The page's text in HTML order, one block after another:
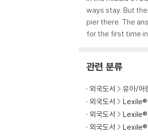
ways stay. But
pier there. The
for the first time
관련 분류
외국도서 유아/어
외국도서
Lexile®
외국도서
Lexile®
외국도서
Lexile®